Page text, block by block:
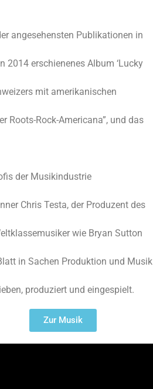
angesehensten Publikationen in
2014 erschienenes Album ‘Lucky
mit amerikanischen
Roots-Rock-Americana”, und das
der Musikindustrie
Chris Testa, der Produzent des
wie Bryan Sutton
in Sachen Produktion und Musik
produziert und eingespielt.
Zur Musik